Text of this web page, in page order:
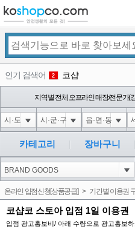
인기 검색어 2 코샵
3 익스
4 미끄럼방지
5 대성설렁탕
6 1'"
1
지역별 전체 오프라인 매장/전문가(
카테고리 장바구니
온라인 입점신청[상품공급]> 기간별 이용권
코샵코 스토아 입점 1일 이용권
입점 광고홍보비/ 아래 수량으로 광고홍보